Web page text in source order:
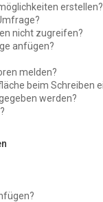
erstellen?
nicht zugreifen?
anfügen?
melden?
beim Schreiben
werden?